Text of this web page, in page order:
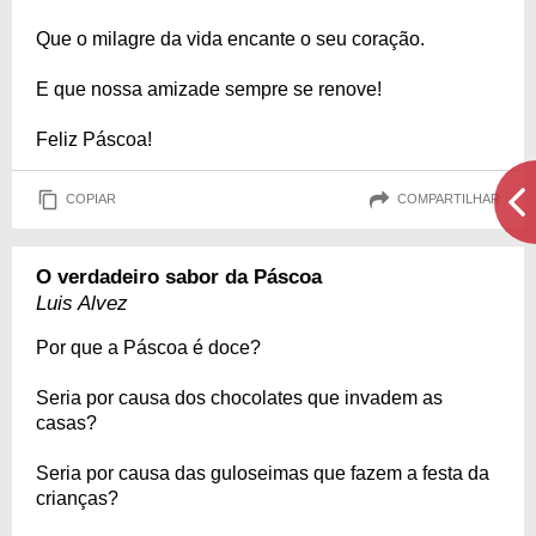
Que o milagre da vida encante o seu coração.
E que nossa amizade sempre se renove!
Feliz Páscoa!
COPIAR COMPARTILHAR
O verdadeiro sabor da Páscoa
Luis Alvez
Por que a Páscoa é doce?
Seria por causa dos chocolates que invadem as
casas?
Seria por causa das guloseimas que fazem a festa da
crianças?